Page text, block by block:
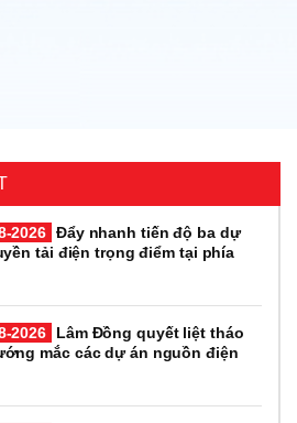
2026 Đẩy nhanh tiến độ ba dự
tải điện trọng điểm tại phía
2026
Lâm Đồng quyết liệt tháo
mắc các dự án nguồn điện